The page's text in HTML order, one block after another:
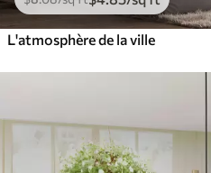
L'atmosphère de la ville